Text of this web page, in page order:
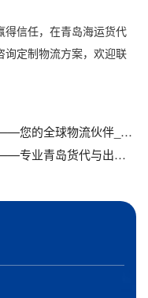
得信任，在青岛海运货代
询定制物流方案，欢迎联
伴_青岛物流公司_青岛国际空运
助力企业高效出海_青岛货代_青岛出口报关